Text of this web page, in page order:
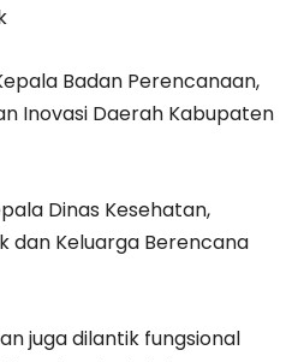
Badan Perencanaan,
Inovasi Daerah Kabupaten
Dinas Kesehatan,
dan Keluarga Berencana
juga dilantik fungsional